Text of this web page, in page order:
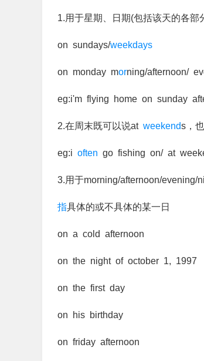
1.用于星期、日期(包括该天的各部
on sundays/weekdays
on monday morning/afternoon/
eg:i'm flying home on sunday
2.在周末既可以说at weekends，
eg:i often go fishing on/ at
3.用于morning/afternoon/evening/
指具体的或不具体的某一日
on a cold afternoon
on the night of october 1, 1997
on the first day
on his birthday
on friday afternoon